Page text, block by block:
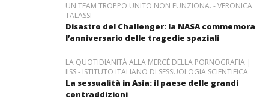
UN TEAM TROPPO UNITO NON FUNZIONA. - VERONICA
TALASSI
Disastro del Challenger: la NASA commemora
l’anniversario delle tragedie spaziali
LA QUOTIDIANITÀ ALLA MERCÉ DELLA PORNOGRAFIA |
IISS - ISTITUTO ITALIANO DI SESSUOLOGIA SCIENTIFICA
La sessualità in Asia: il paese delle grandi
contraddizioni